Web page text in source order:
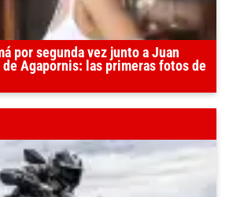
por segunda vez junto a Juan
Agapornis: las primeras fotos de